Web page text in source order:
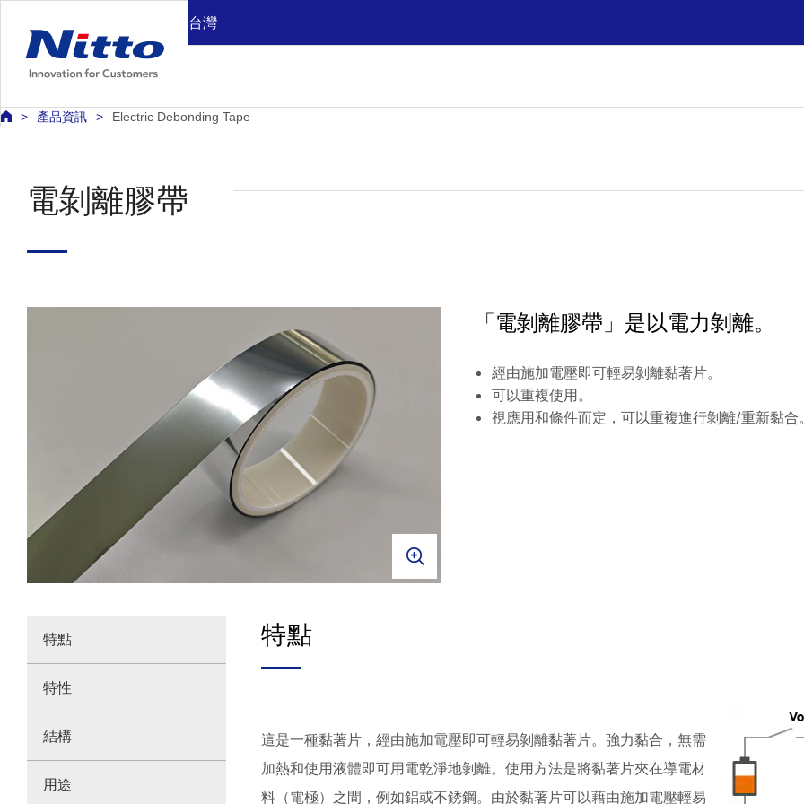
台灣
產品資訊 Electric Debonding Tape
電剝離膠帶
「電剝離膠帶」是以電力剝離。
經由施加電壓即可輕易剝離黏著片。
可以重複使用。
視應用和條件而定，可以重複進行剝離/重新黏合
特點
特性
結構
用途
特點
這是一種黏著片，經由施加電壓即可輕易剝離黏著片。強力黏合，無需
加熱和使用液體即可用電乾淨地剝離。使用方法是將黏著片夾在導電材
料（電極）之間，例如鋁或不銹鋼。由於黏著片可以藉由施加電壓輕易